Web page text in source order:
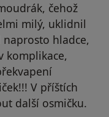
čehož
milý, uklidnil
hladce,
komplikace,
V příštích
další osmičku.